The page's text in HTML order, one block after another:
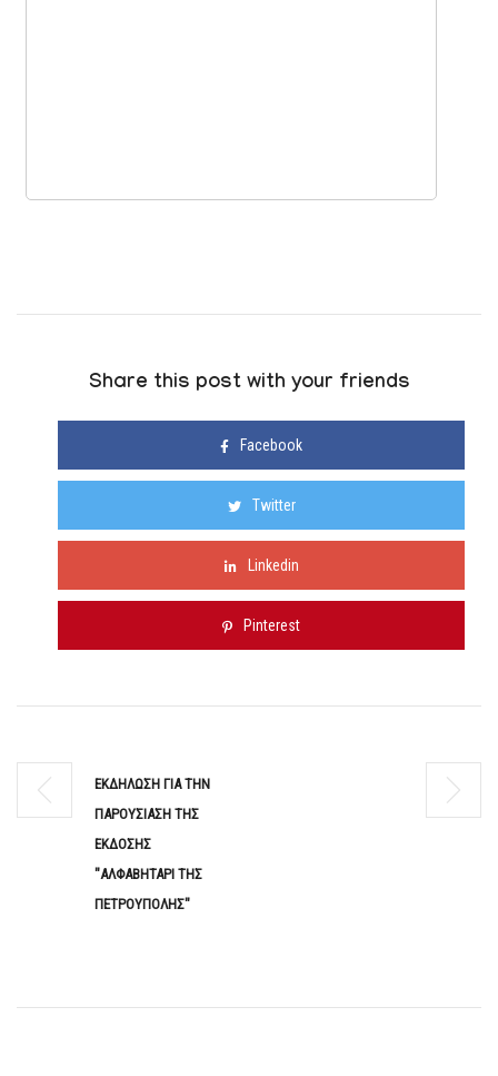
Share this post with your friends
Facebook
Twitter
Linkedin
Pinterest
ΕΚΔΗΛΩΣΗ ΓΙΑ ΤΗΝ
ΠΑΡΟΥΣΙΑΣΗ ΤΗΣ
ΕΚΔΟΣΗΣ
"ΑΛΦΑΒΗΤΑΡΙ ΤΗΣ
ΠΕΤΡΟΥΠΟΛΗΣ"